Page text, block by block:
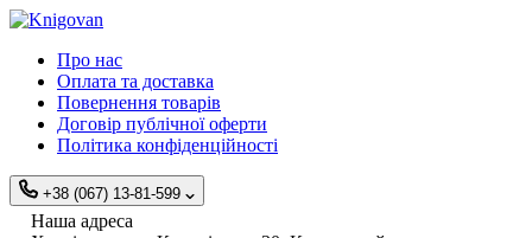
Про нас
Оплата та доставка
Повернення товарів
Договір публічної оферти
Політика конфіденційності
+38 (067) 13-81-599
Наша адреса